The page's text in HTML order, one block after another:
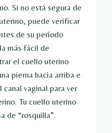
Si no está segura de
puede verificar
de su período
más fácil de
el cuello uterino
pierna hacia arriba e
vaginal para ver
Tu cuello uterino
de “rosquilla”.